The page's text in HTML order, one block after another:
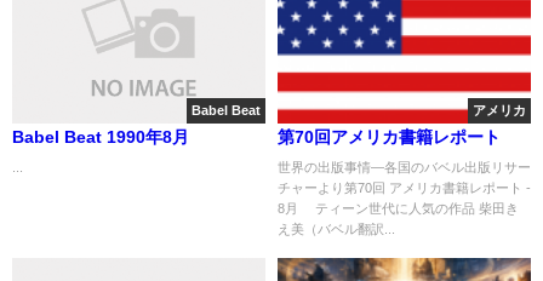
Babel Beat
Babel Beat 1990年8月
アメリカ
第70回アメリカ書籍レポート
世界の出版事情―各国のバベル出版リサー
チャーより第70回 アメリカ書籍レポート -
8月 ティーン世代に人気の作品 柴田き
え美（バベル翻訳...